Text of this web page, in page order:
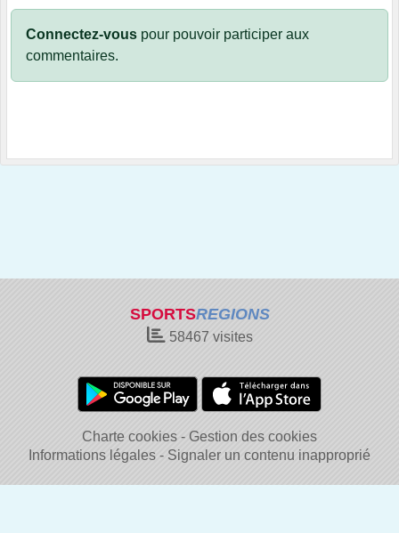
Connectez-vous pour pouvoir participer aux
commentaires.
SPORTSREGIONS
58467 visites
Charte cookies
Gestion des cookies
Informations légales
Signaler un contenu inapproprié